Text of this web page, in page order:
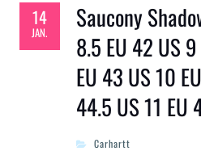
14
JAN.
Saucony
8.5 EU 42 US
EU 43 US 10
44.5 US 11 EU
Carhartt